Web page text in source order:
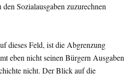
Sozialausgaben zuzurechnen
dieses Feld, ist die Abgrenzung
eben nicht seinen Bürgern Ausgaben
nicht. Der Blick auf die